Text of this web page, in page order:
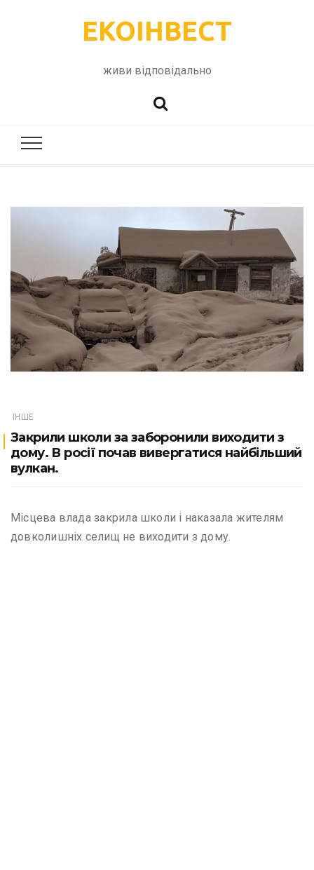
ЕКОІНВЕСТ
живи відповідально
ІНШЕ
Закрили школи за заборонили виходити з
дому. В росії почав вивергатися найбільший
вулкан.
Місцева влада закрила школи і наказала жителям
довколишніх селищ не виходити з дому.